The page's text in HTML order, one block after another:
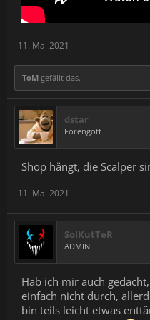
11. Mai 2021
ToM gefällt das.
dstar
Forengott
Shop hängt, die Scalper
11. Mai 2021
SolKutTeR
ADMIN
Hab ich mir auch
einfach nicht durch,
bin teils leicht etwas